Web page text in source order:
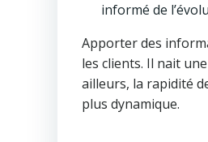
informé de
Apporter des
les clients. Il nait
ailleurs, la rapidité
plus dynamique.